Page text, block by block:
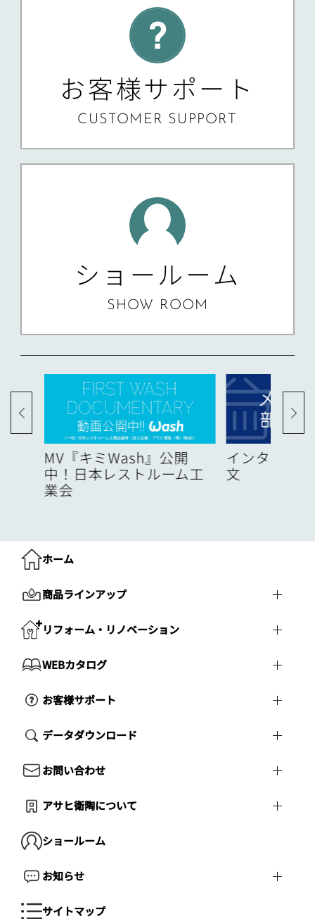
お客様サポート
CUSTOMER SUPPORT
ショールーム
SHOW ROOM
MV『キミWash』公開
中！日本レストルーム工
業会
インターネ
文
ホーム
商品ラインアップ
リフォーム・リノベーション
WEBカタログ
お客様サポート
データダウンロード
お問い合わせ
アサヒ衛陶について
ショールーム
お知らせ
サイトマップ